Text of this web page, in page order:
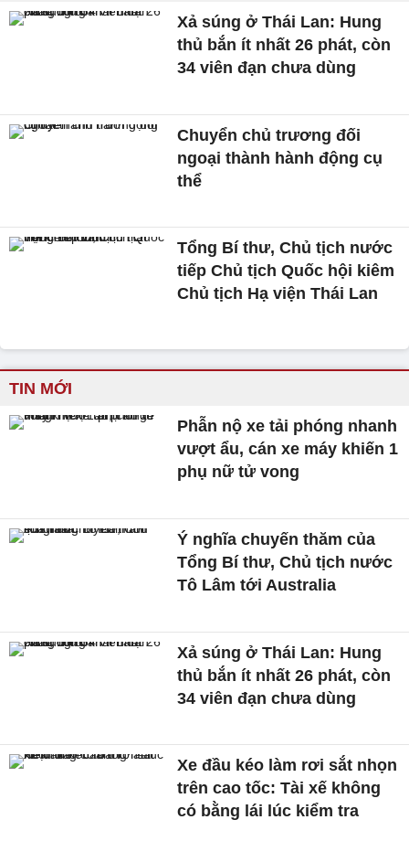
Xả súng ở Thái Lan: Hung
thủ bắn ít nhất 26 phát, còn
34 viên đạn chưa dùng
Chuyển chủ trương đối
ngoại thành hành động cụ
thể
Tổng Bí thư, Chủ tịch nước
tiếp Chủ tịch Quốc hội kiêm
Chủ tịch Hạ viện Thái Lan
TIN MỚI
Phẫn nộ xe tải phóng nhanh
vượt ẩu, cán xe máy khiến 1
phụ nữ tử vong
Ý nghĩa chuyến thăm của
Tổng Bí thư, Chủ tịch nước
Tô Lâm tới Australia
Xả súng ở Thái Lan: Hung
thủ bắn ít nhất 26 phát, còn
34 viên đạn chưa dùng
Xe đầu kéo làm rơi sắt nhọn
trên cao tốc: Tài xế không
có bằng lái lúc kiểm tra